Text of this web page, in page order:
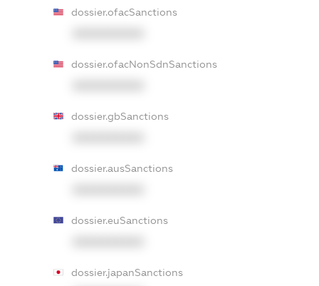
dossier.ofacSanctions
dossier.ofacNonSdnSanctions
dossier.gbSanctions
dossier.ausSanctions
dossier.euSanctions
dossier.japanSanctions